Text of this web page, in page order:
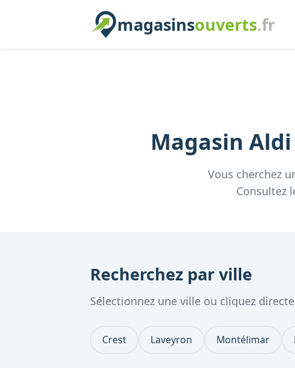
magasinsouverts.fr
Magasin Aldi
Vous cherchez
Consultez
Recherchez par ville
Sélectionnez une ville ou cliquez
Crest Laveyron Montélimar